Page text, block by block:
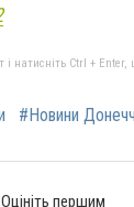
натисніть Ctrl +
#Новини
Оцініть першим